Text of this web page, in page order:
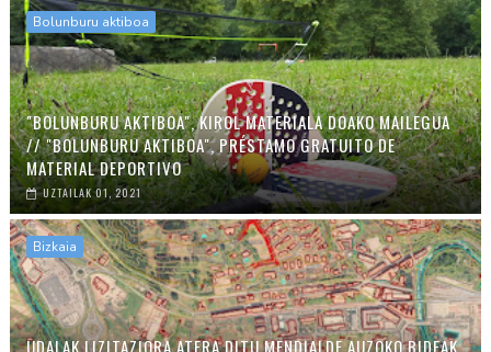
Bolunburu aktiboa
"BOLUNBURU AKTIBOA", KIROL MATERIALA DOAKO MAILEGUA
// "BOLUNBURU AKTIBOA", PRÉSTAMO GRATUITO DE
MATERIAL DEPORTIVO
UZTAILAK 01, 2021
Bizkaia
UDALAK LIZITAZIORA ATERA DITU MENDIALDE AUZOKO BIDEAK